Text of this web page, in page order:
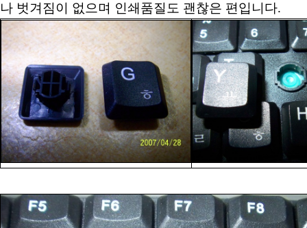
나 벗겨짐이 없으며 인쇄품질도 괜찮은 편입니다.